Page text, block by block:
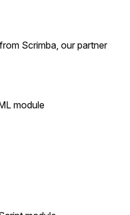
Scrimba, our partner
module